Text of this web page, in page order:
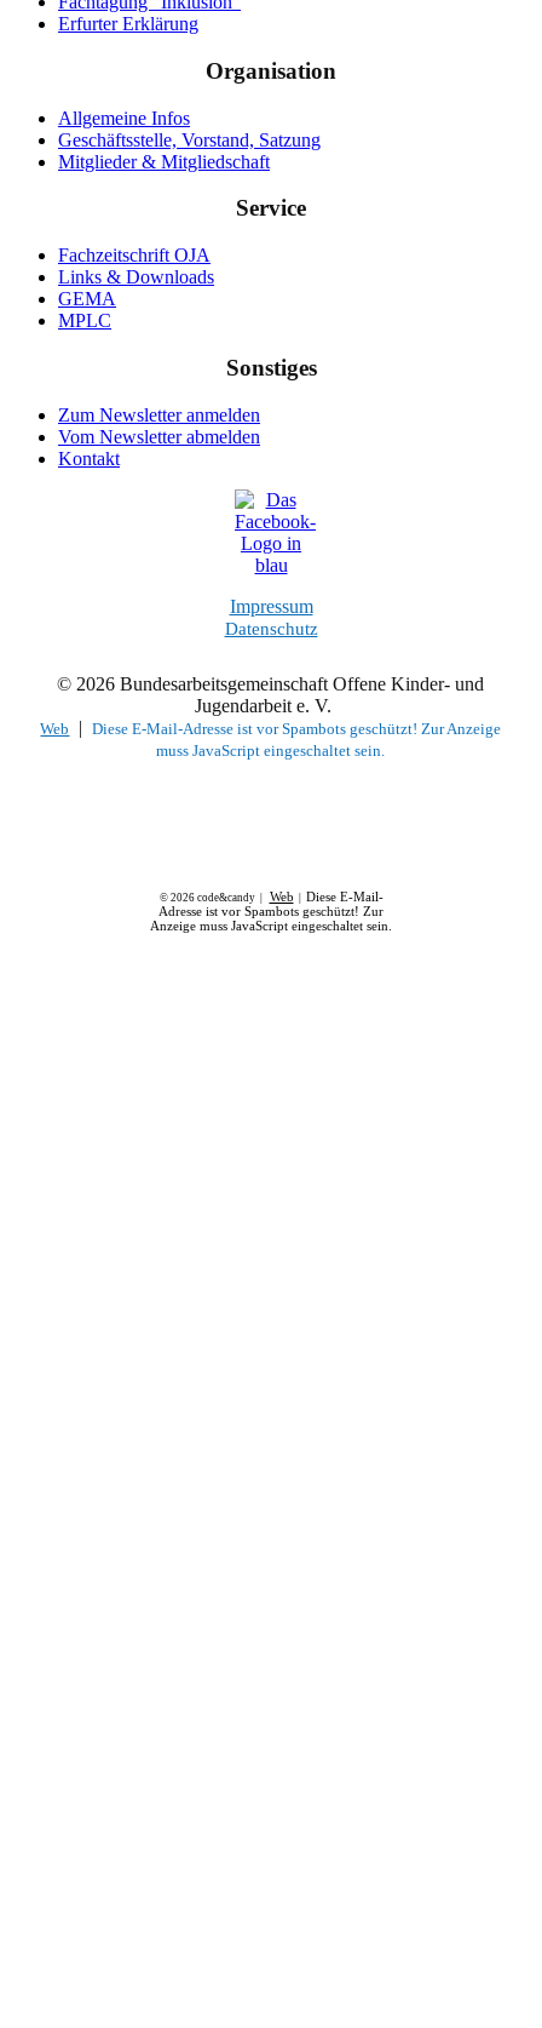
Erfurter Erklärung
Organisation
Allgemeine Infos
Geschäftsstelle, Vorstand, Satzung
Mitglieder & Mitgliedschaft
Service
Fachzeitschrift OJA
Links & Downloads
GEMA
MPLC
Sonstiges
Zum Newsletter anmelden
Vom Newsletter abmelden
Kontakt
Impressum
Datenschutz
© 2026 Bundesarbeitsgemeinschaft Offene Kinder- und
Jugendarbeit e. V.
Web |Diese E-Mail-Adresse ist vor Spambots geschützt! Zur Anzeige
muss JavaScript eingeschaltet sein.
© 2026 code&candy | Web
Diese E-Mail-
Adresse ist vor Spambots geschützt! Zur
Anzeige muss JavaScript eingeschaltet sein.